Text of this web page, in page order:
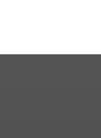
по мини-